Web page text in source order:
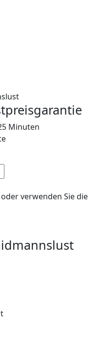
Minuten
verwenden Sie die